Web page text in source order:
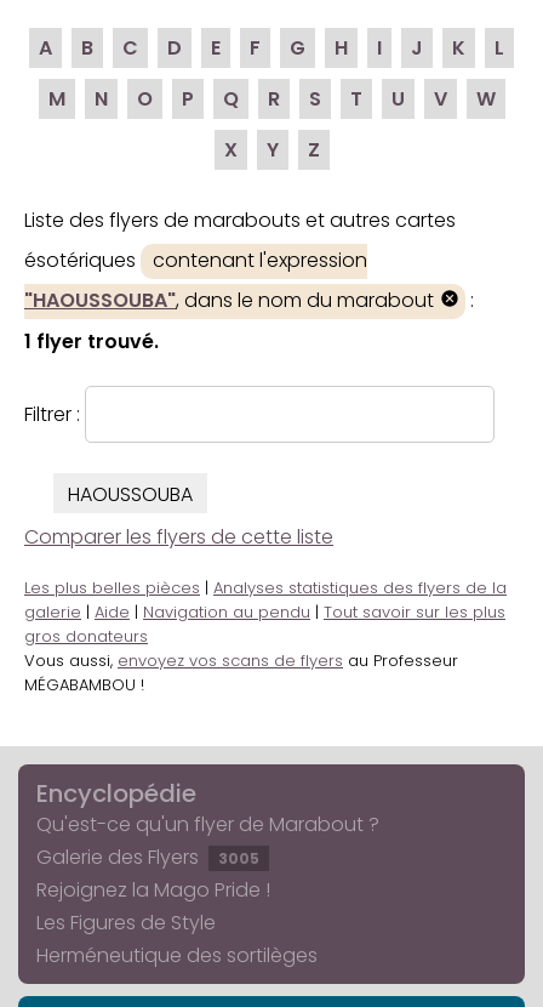
A B C D E F G H I J K
L
M
N O P Q R S T U V
W
X
Y Z
Liste des flyers de marabouts et autres cartes
ésotériques
contenant l'expression
"HAOUSSOUBA", dans le nom du marabout
:
1 flyer trouvé.
Filtrer :
HAOUSSOUBA
Comparer les flyers de cette liste
Les plus belles pièces | Analyses statistiques des flyers de la
galerie | Aide | Navigation au pendu | Tout savoir sur les plus
gros donateurs
Vous aussi, envoyez vos scans de flyers au Professeur
MÉGABAMBOU !
Encyclopédie
Qu'est-ce qu'un flyer de Marabout ?
Galerie des Flyers
3005
Rejoignez la Mago Pride !
Les Figures de Style
Herméneutique des sortilèges